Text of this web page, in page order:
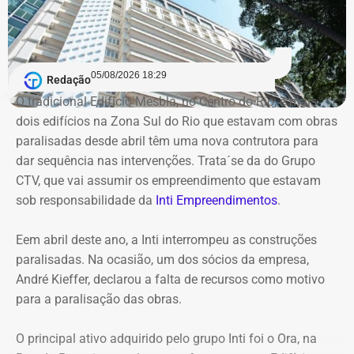
conclusão dos trabalhos é de 60 dias.
Segundo a atual gestão, os levantamentos preliminares
indicam que o instituto vinha sendo utilizado para
descentralizar recursos públicos por meio de
contratações com baixo nível de controle, aproveitando a
maior flexibilidade financeira conferida à natureza
jurídica da autarquia.
COM INFORMAÇÕES DO RJ2/TV GLOBO
Redação05/08/2026 18:29
O tradicional Edifício Mesbla, no Centro do Rio, e mais
dois edifícios na Zona Sul do Rio que estavam com obras
paralisadas desde abril têm uma nova contrutora para
dar sequência nas intervenções. Trata´se da do Grupo
CTV, que vai assumir os empreendimento que estavam
sob responsabilidade da Inti Empreendimentos.
Eem abril deste ano, a Inti interrompeu as construções
paralisadas. Na ocasião, um dos sócios da empresa,
André Kieffer, declarou a falta de recursos como motivo
para a paralisação das obras.
O principal ativo adquirido pelo grupo Inti foi o Ora, na